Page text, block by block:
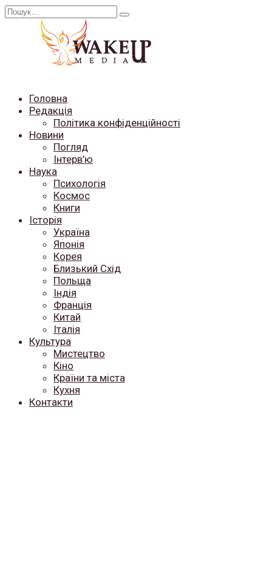
Перейти
Search
Головна
Редакція
Політика конфіденційності
Новини
Погляд
Інтерв’ю
Наука
Психологія
Космос
Книги
Історія
Україна
Японія
Корея
Близький Схід
Польща
Індія
Франція
Китай
Італія
Культура
Мистецтво
Кіно
Країни та міста
Кухня
Контакти